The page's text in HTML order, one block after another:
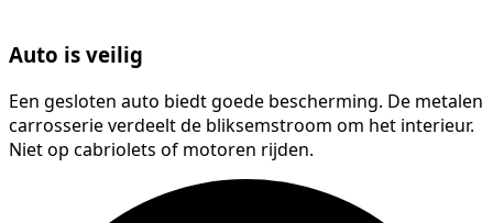
Auto is veilig
Een gesloten auto biedt goede bescherming. De metalen
carrosserie verdeelt de bliksemstroom om het interieur.
Niet op cabriolets of motoren rijden.